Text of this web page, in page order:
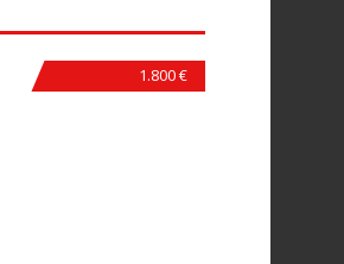
1.800 €